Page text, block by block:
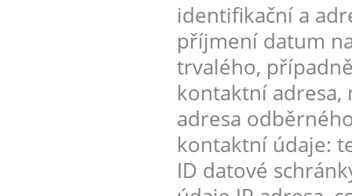
identifikační a
příjmení datum
trvalého,
kontaktní adresa,
adresa
kontaktní údaje:
ID datové